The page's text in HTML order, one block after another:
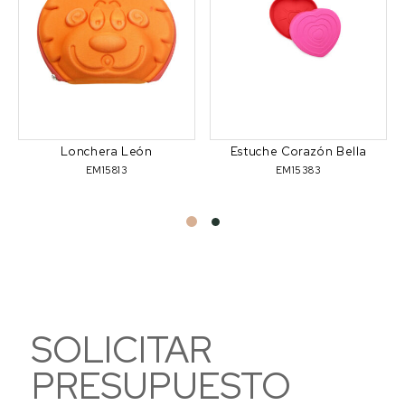
Lonchera León
EM15813
Estuche Corazón Bella
EM15383
SOLICITAR
PRESUPUESTO